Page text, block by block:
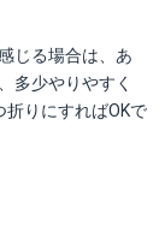
じる場合は、あ
多少やりやすく
りにすればOKで